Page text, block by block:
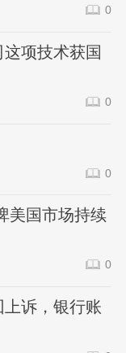
0
项技术获国
0
0
美国市场持续
0
诉，银行账